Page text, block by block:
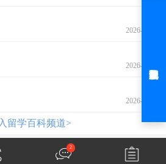
2026-08-07
2026-08-06
2026-08-06
留学百科频道>
2